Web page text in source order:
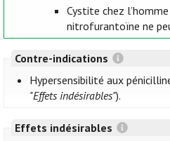
Cystite chez
nitrofurantoïne ne
Contre-indications
Hypersensibilité aux
"Effets indésirables").
Effets indésirables